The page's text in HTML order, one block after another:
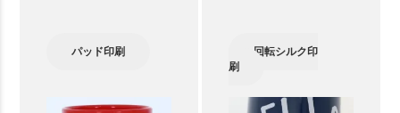
パッド印刷
回転シルク印
刷